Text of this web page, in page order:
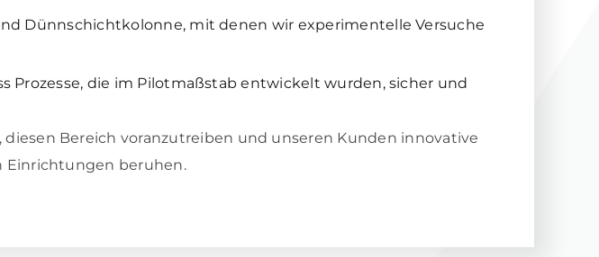
Dünnschichtkolonne, mit denen wir experimentelle Versuche
Prozesse, die im Pilotmaßstab entwickelt wurden, sicher und
Bereich voranzutreiben und unseren Kunden innovative
Einrichtungen beruhen.